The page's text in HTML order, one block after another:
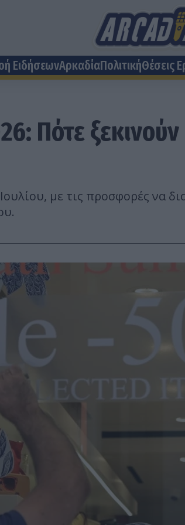
ΕιδήσεωνΑρκαδίαΠολιτικήΘέσεις
Πότε ξεκινούν
Ιουλίου, με τις προσφορές